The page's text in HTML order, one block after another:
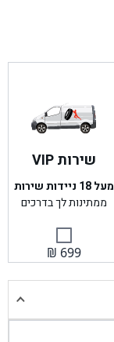
שירות VIP
מעל 18 ניידות שירות
ממתינות לך בדרכים
₪ 699